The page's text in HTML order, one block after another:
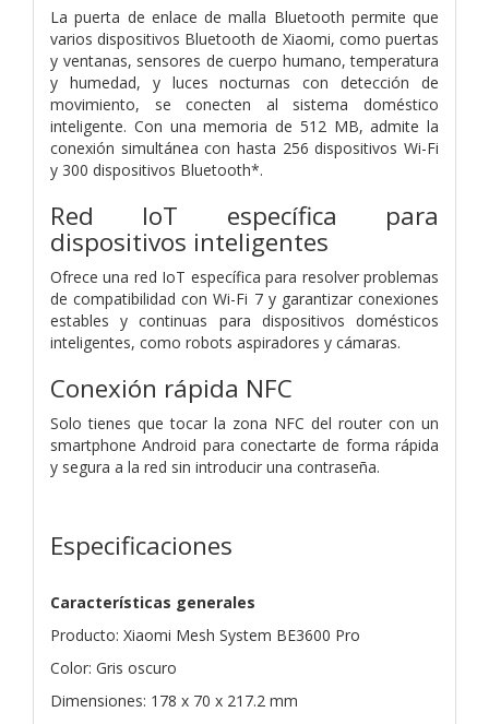
La puerta de enlace de malla Bluetooth permite que
varios dispositivos Bluetooth de Xiaomi, como puertas
y ventanas, sensores de cuerpo humano, temperatura
y humedad, y luces nocturnas con detección de
movimiento, se conecten al sistema doméstico
inteligente. Con una memoria de 512 MB, admite la
conexión simultánea con hasta 256 dispositivos Wi-Fi
y 300 dispositivos Bluetooth*.
Red IoT específica para
dispositivos inteligentes
Ofrece una red IoT específica para resolver problemas
de compatibilidad con Wi-Fi 7 y garantizar conexiones
estables y continuas para dispositivos domésticos
inteligentes, como robots aspiradores y cámaras.
Conexión rápida NFC
Solo tienes que tocar la zona NFC del router con un
smartphone Android para conectarte de forma rápida
y segura a la red sin introducir una contraseña.
Especificaciones
Características generales
Producto: Xiaomi Mesh System BE3600 Pro
Color: Gris oscuro
Dimensiones: 178 x 70 x 217.2 mm